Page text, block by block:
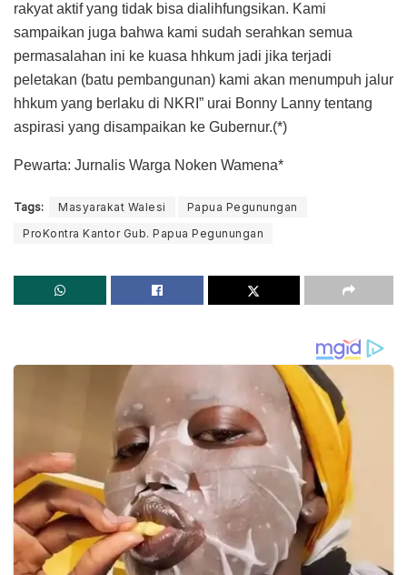
rakyat aktif yang tidak bisa dialihfungsikan. Kami
sampaikan juga bahwa kami sudah serahkan semua
permasalahan ini ke kuasa hhkum jadi jika terjadi
peletakan (batu pembangunan) kami akan menumpuh jalur
hhkum yang berlaku di NKRI” urai Bonny Lanny tentang
aspirasi yang disampaikan ke Gubernur.(*)
Pewarta: Jurnalis Warga Noken Wamena*
Tags: Masyarakat Walesi
Papua Pegunungan
ProKontra Kantor Gub. Papua Pegunungan